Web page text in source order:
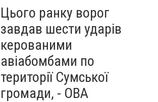
Цього ранку ворог
завдав шести ударів
керованими
авіабомбами по
території Сумської
громади, - ОВА